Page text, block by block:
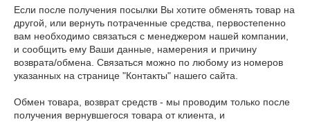
Если после получения посылки Вы хотите обменять товар на
другой, или вернуть потраченные средства, первостепенно
вам необходимо связаться с менеджером нашей компании,
и сообщить ему Ваши данные, намерения и причину
возврата/обмена. Связаться можно по любому из номеров
указанных на странице "Контакты" нашего сайта.
Обмен товара, возврат средств - мы проводим только после
получения вернувшегося товара от клиента, и